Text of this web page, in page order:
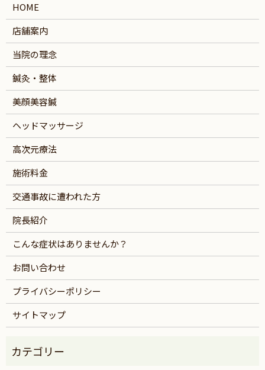
HOME
店舗案内
当院の理念
鍼灸・整体
美顔美容鍼
ヘッドマッサージ
高次元療法
施術料金
交通事故に遭われた方
院長紹介
こんな症状はありませんか？
お問い合わせ
プライバシーポリシー
サイトマップ